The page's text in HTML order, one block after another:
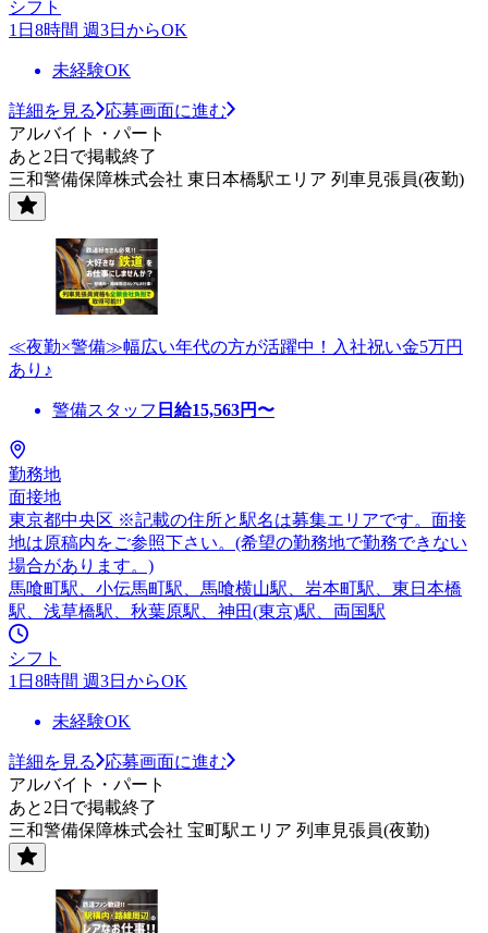
シフト
1日8時間 週3日からOK
未経験OK
詳細を見る
応募画面に進む
アルバイト・パート
あと2日で掲載終了
三和警備保障株式会社 東日本橋駅エリア 列車見張員(夜勤)
≪夜勤×警備≫幅広い年代の方が活躍中！入社祝い金5万円
あり♪
警備スタッフ 日給15,563円〜
勤務地
面接地
東京都中央区 ※記載の住所と駅名は募集エリアです。面接
地は原稿内をご参照下さい。(希望の勤務地で勤務できない
場合があります。)
馬喰町駅、小伝馬町駅、馬喰横山駅、岩本町駅、東日本橋
駅、浅草橋駅、秋葉原駅、神田(東京)駅、両国駅
シフト
1日8時間 週3日からOK
未経験OK
詳細を見る
応募画面に進む
アルバイト・パート
あと2日で掲載終了
三和警備保障株式会社 宝町駅エリア 列車見張員(夜勤)